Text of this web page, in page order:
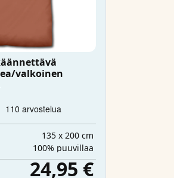
valkoinen
135 x 200 cm
100% puuvillaa
24,95 €